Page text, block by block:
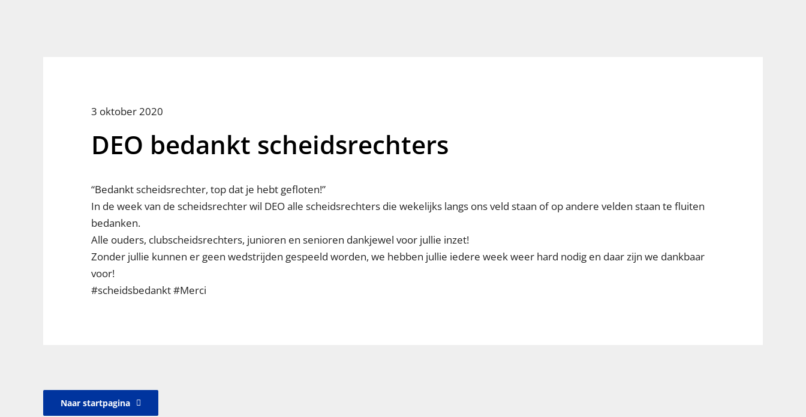
3 oktober 2020
DEO bedankt scheidsrechters
“Bedankt scheidsrechter, top dat je hebt gefloten!”
In de week van de scheidsrechter wil DEO alle scheidsrechters die wekelijks langs ons veld staan of op andere velden staan te fluiten
bedanken.
Alle ouders, clubscheidsrechters, junioren en senioren dankjewel voor jullie inzet!
Zonder jullie kunnen er geen wedstrijden gespeeld worden, we hebben jullie iedere week weer hard nodig en daar zijn we dankbaar
voor!
#scheidsbedankt #Merci
Naar startpagina